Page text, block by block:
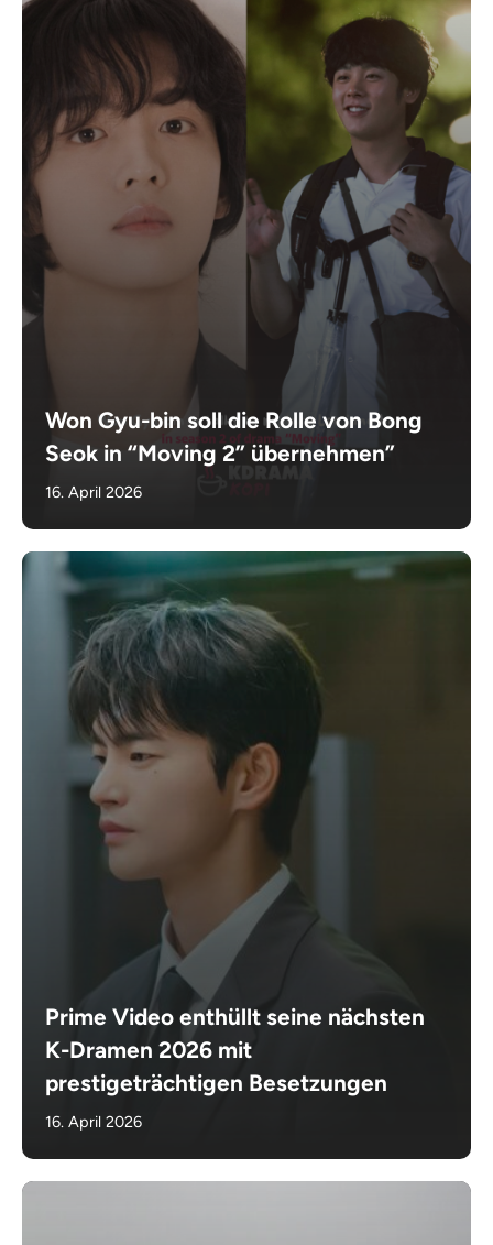
Won Gyu-bin soll die Rolle von Bong
Seok in “Moving 2” übernehmen”
16. April 2026
Prime Video enthüllt seine nächsten
K-Dramen 2026 mit
prestigeträchtigen Besetzungen
16. April 2026